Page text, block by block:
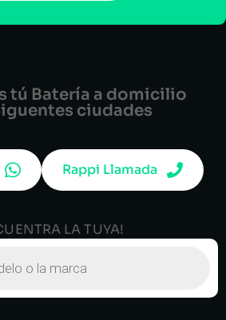
tú Batería a domicilio
ciudades
Rappi Llamada
LA TUYA!